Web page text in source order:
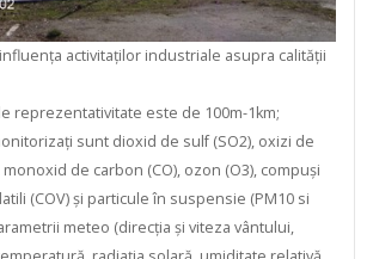
activitaților industriale asupra calității
reprezentativitate este de 100m-1km;
sunt dioxid de sulf (SO2), oxizi de
monoxid de carbon (CO), ozon (O3), compuși
(COV) și particule în suspensie (PM10 si
meteo (direcția și viteza vântului,
radiația solară, umiditate relativă,